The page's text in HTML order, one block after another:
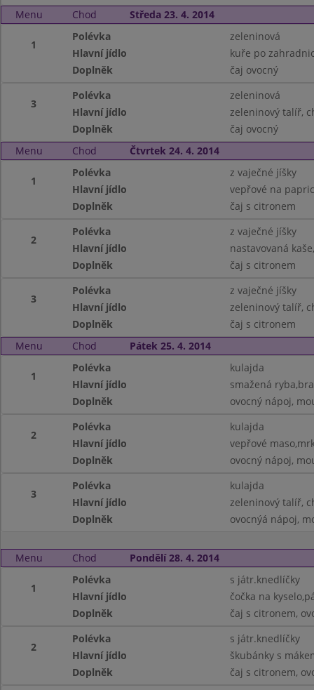
Menu
Chod Středa 23. 4. 2014
1
Polévka
zeleninová
Hlavní jídlo
kuře po
Doplněk
čaj ovocný
3
Polévka
zeleninová
Hlavní jídlo
zeleninový talíř,
Doplněk
čaj ovocný
Menu
Chod Čtvrtek 24. 4. 2014
1
Polévka
z vaječné jíšky
Hlavní jídlo
vepřové na
Doplněk
čaj s citronem
2
Polévka
z vaječné jíšky
Hlavní jídlo
nastavovaná
Doplněk
čaj s citronem
3
Polévka
z vaječné jíšky
Hlavní jídlo
zeleninový talíř,
Doplněk
čaj s citronem
Menu
Chod Pátek 25. 4. 2014
1
Polévka
kulajda
Hlavní jídlo
smažená
Doplněk
ovocný nápoj,
2
Polévka
kulajda
Hlavní jídlo
vepřové
Doplněk
ovocný nápoj,
3
Polévka
kulajda
Hlavní jídlo
zeleninový talíř,
Doplněk
ovocnýá nápoj,
Menu Chod Pondělí 28. 4. 2014
1
Polévka
s játr.knedlíčky
Hlavní jídlo
čočka na
Doplněk
čaj s citronem,
2
Polévka
s játr.knedlíčky
Hlavní jídlo
škubánky s
Doplněk
čaj s citronem,